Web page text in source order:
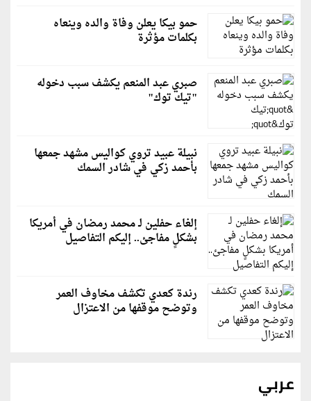
حمو بيكا يعلن وفاة والده وينعاه
بكلمات مؤثرة
صبري عبد المنعم يكشف سبب دخوله
"تيك توك"
نبيلة عبيد تروي كواليس مشهد جمعها
بأحمد زكي في شادر السمك
إلغاء حفلين لـ محمد رمضان في أمريكا
بشكلٍ مفاجئ.. إليكم التفاصيل
رندة كعدي تكشف مخاوف العمر
وتوضح موقفها من الاعتزال
عربي